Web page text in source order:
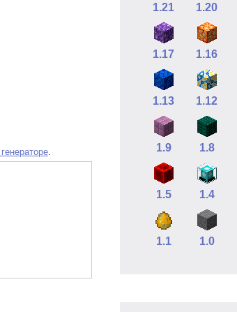
1.21 1.20
1.17 1.16
1.13 1.12
1.9 1.8
1.5 1.4
1.1 1.0